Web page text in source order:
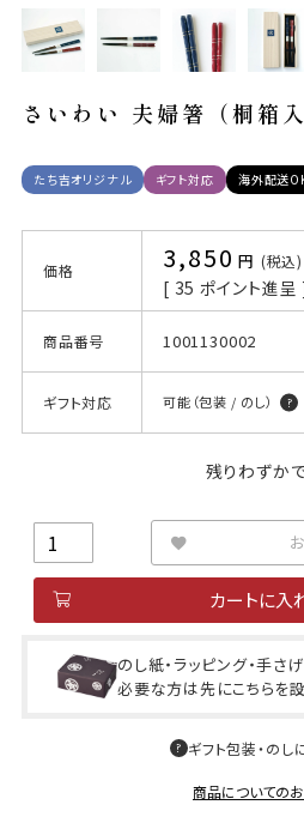
さいわい 夫婦箸（桐箱
たち吉オリジナル ギフト対応 海外配送
価格 3,850 税込
[ 35 ポイント進呈
商品番号 1001130002
ギフト対応 可能（包装 / のし）
残りわずかで
カートに入
のし紙・ラッピング・手さ
必要な方は先にこちらを
ギフト包装・のし
商品についての